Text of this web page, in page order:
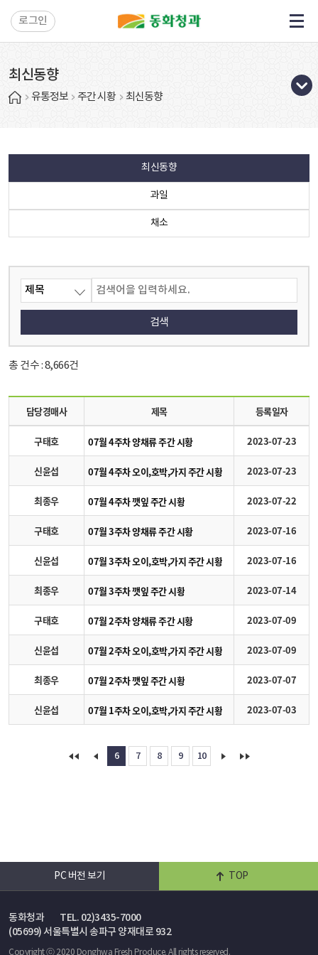
로그인
최신동향
유통정보 주간 시황 최신동향
최신동향
과일
채소
검색
총 건수 : 8,666건
담당경매사 제목 등록일자
구태호 07월 4주차 양채류 주간 시황 2023-07-23
신윤섭 07월 4주차 오이,호박,가지 주간 시황 2023-07-23
최종우 07월 4주차 깻잎 주간 시황 2023-07-22
구태호 07월 3주차 양채류 주간 시황 2023-07-16
신윤섭 07월 3주차 오이,호박,가지 주간 시황 2023-07-16
최종우 07월 3주차 깻잎 주간 시황 2023-07-14
구태호 07월 2주차 양채류 주간 시황 2023-07-09
신윤섭 07월 2주차 오이,호박,가지 주간 시황 2023-07-09
최종우 07월 2주차 깻잎 주간 시황 2023-07-07
신윤섭 07월 1주차 오이,호박,가지 주간 시황 2023-07-03
6 7 8 9 10
PC 버전 보기 TOP
동화청과
TEL. 02)3435-7000
(05699) 서울특별시 송파구 양재대로 932
Copyright ⓒ 2020 Donghwa Fresh Produce. All rights reserved.